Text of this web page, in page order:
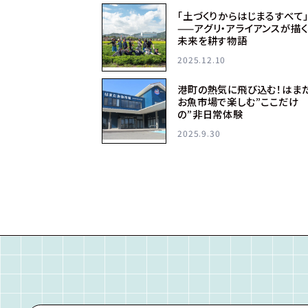
「土づくりからはじまるすべて
——アグリ・アライアンスが描く
未来を耕す物語
2025.12.10
港町の熱気に飛び込む！はま
お魚市場で楽しむ”ここだけ
の”非日常体験
2025.9.30